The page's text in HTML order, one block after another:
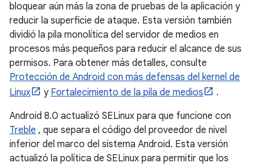
bloquear aún más la zona de pruebas de la aplicación y
reducir la superficie de ataque. Esta versión también
dividió la pila monolítica del servidor de medios en
procesos más pequeños para reducir el alcance de sus
permisos. Para obtener más detalles, consulte
Protección de Android con más defensas del kernel de
Linux
y Fortalecimiento de la pila de medios
.
Android 8.0 actualizó SELinux para que funcione con
Treble , que separa el código del proveedor de nivel
inferior del marco del sistema Android. Esta versión
actualizó la política de SELinux para permitir que los